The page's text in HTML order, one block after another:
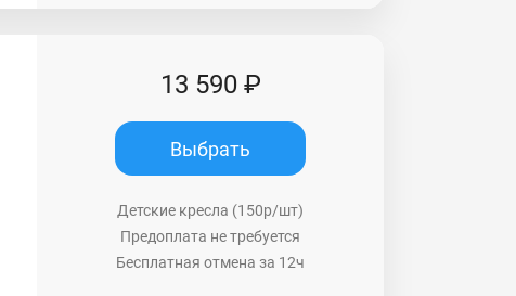
13 590 ₽
Выбрать
Детские кресла (150р/шт)
Предоплата не требуется
Бесплатная отмена за 12ч